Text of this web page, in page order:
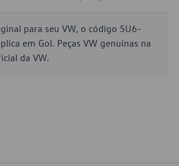
para seu VW, o código 5U6-
em Gol. Peças VW genuínas na
da VW.